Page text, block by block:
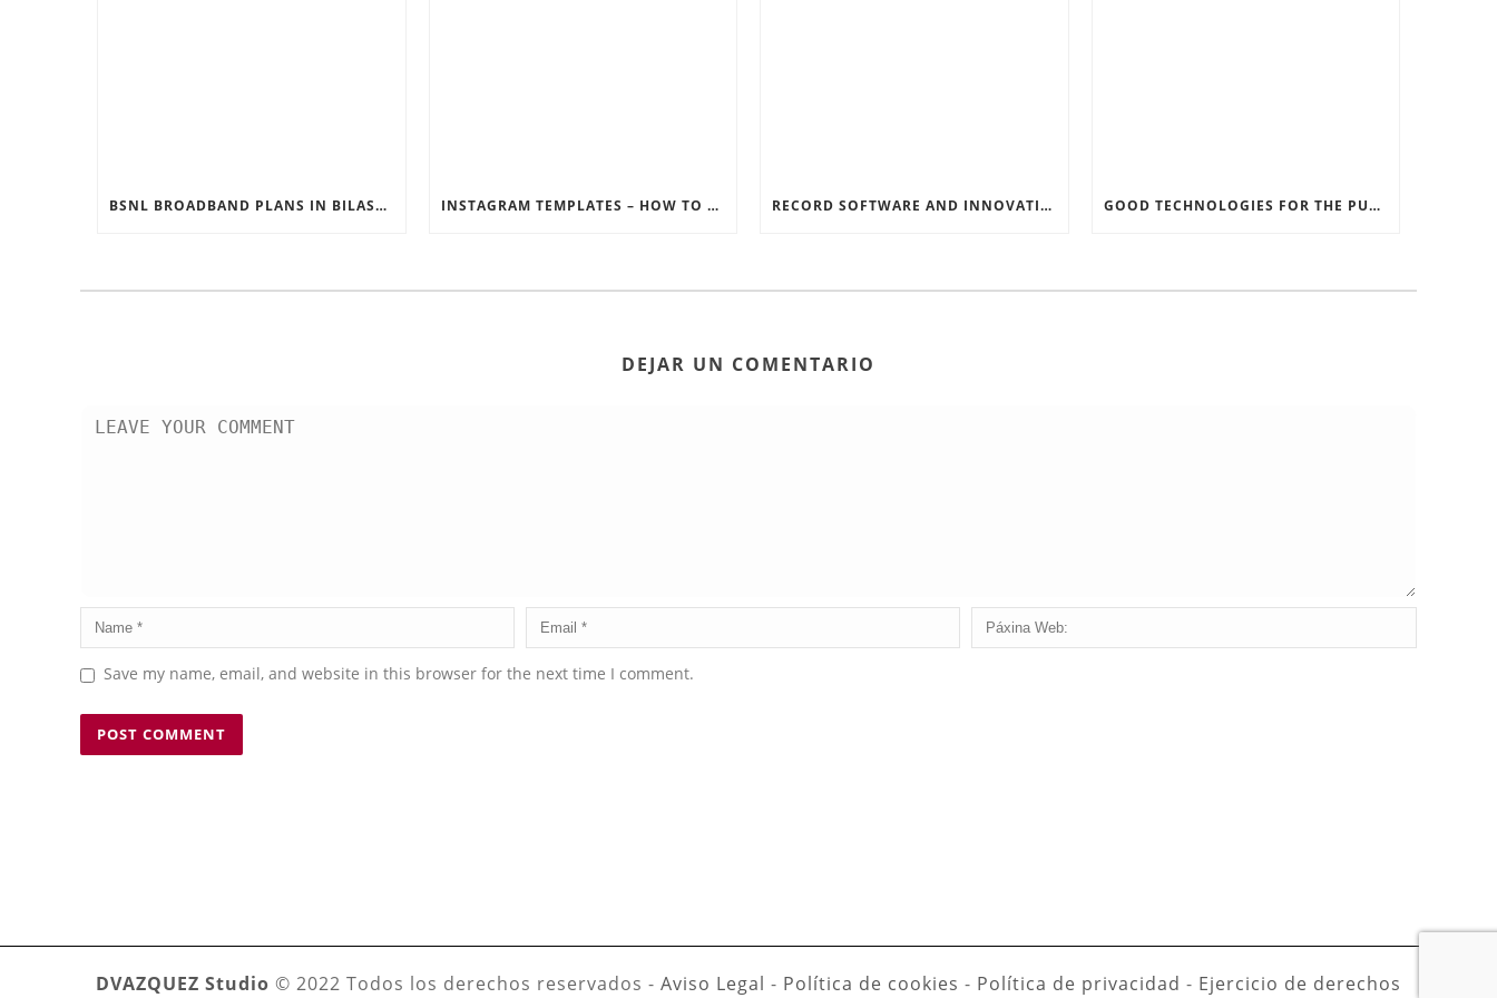
BSNL BROADBAND PLANS IN BILASPUR INSTAGRAM TEMPLATES – HOW TO GET THE MOST OUT OF THE SOCIAL MEDIA FEEDS RECORD SOFTWARE AND INNOVATIONS GOOD TECHNOLOGIES FOR THE PURPOSE OF TRAFFIC
DEJAR UN COMENTARIO
Save my name, email, and website in this browser for the next time I comment.
DVAZQUEZ Studio © 2022 Todos los derechos reservados - Aviso Legal - Política de cookies - Política de privacidad - Ejercicio de derechos